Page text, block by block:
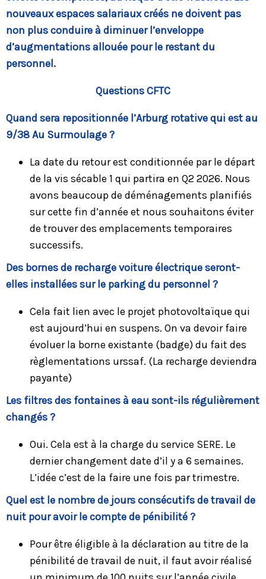
nouveaux espaces salariaux créés ne doivent pas
non plus conduire à diminuer l’enveloppe
d’augmentations allouée pour le restant du
personnel.
Questions CFTC
Quand sera repositionnée l’Arburg rotative qui est au
9/38 Au Surmoulage ?
La date du retour est conditionnée par le départ
de la vis sécable 1 qui partira en Q2 2026. Nous
avons beaucoup de déménagements planifiés
sur cette fin d’année et nous souhaitons éviter
de trouver des emplacements temporaires
successifs.
Des bornes de recharge voiture électrique seront-
elles installées sur le parking du personnel ?
Cela fait lien avec le projet photovoltaïque qui
est aujourd’hui en suspens. On va devoir faire
évoluer la borne existante (badge) du fait des
règlementations urssaf. (La recharge deviendra
payante)
Les filtres des fontaines à eau sont-ils régulièrement
changés ?
Oui. Cela est à la charge du service SERE. Le
dernier changement date d’il y a 6 semaines.
L’idée c’est de la faire une fois par trimestre.
Quel est le nombre de jours consécutifs de travail de
nuit pour avoir le compte de pénibilité ?
Pour être éligible à la déclaration au titre de la
pénibilité de travail de nuit, il faut avoir réalisé